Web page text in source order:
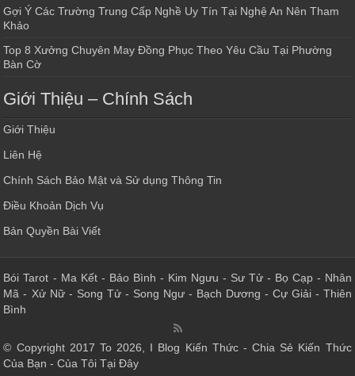
Gợi Ý Các Trường Trung Cấp Nghề Uy Tín Tại Nghệ An Nên Tham
Khảo
Top 8 Xưởng Chuyên May Đồng Phục Theo Yêu Cầu Tại Phường
Bàn Cờ
Giới Thiệu – Chính Sách
Giới Thiệu
Liên Hệ
Chính Sách Bảo Mật và Sử dụng Thông Tin
Điều Khoản Dịch Vụ
Bản Quyền Bài Viết
Bói Tarot - Ma Kết- Bảo Bình - Kim Ngưu - Sư Tử- Bọ Cạp- Nhân
Mã - Xử Nữ- Song Tử- Song Ngư- Bạch Dương - Cự Giải- Thiên
Bình
© Copyright 2017 To 2026, I Blog Kiến Thức - Chia Sẻ Kiến Thức
Của Bạn - Của Tôi Tại Đây